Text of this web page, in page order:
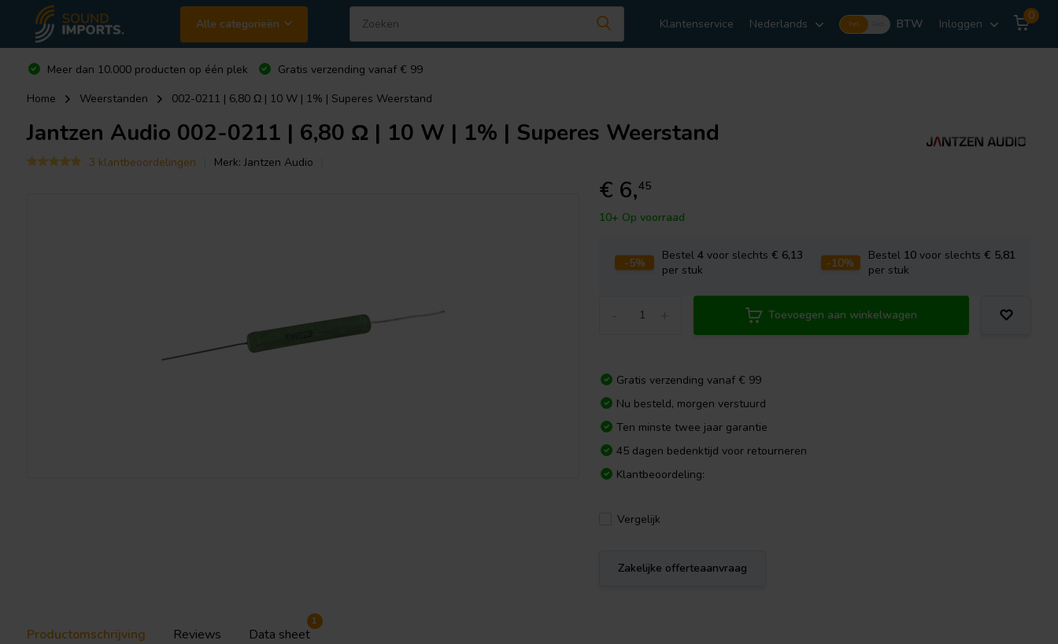
Alle categorieën Klantenservice Nederlands Incl. BTW Inloggen
0
Meer dan 10.000 producten op één plek
Gratis verzending vanaf € 99
Home
Weerstanden 002-0211 | 6,80 Ω | 10 W | 1% | Superes Weerstand
Jantzen Audio 002-0211 | 6,80 Ω | 10 W | 1% | Superes Weerstand
3 klantbeoordelingen Merk: Jantzen Audio
€ 6,45
10+ Op voorraad
-5% Bestel4 voor slechts€ 6,13
per stuk
-10% Bestel 10voor slechts € 5,81
per stuk
Toevoegen aan winkelwagen
Gratis verzending vanaf € 99
Nu besteld, morgen verstuurd
Ten minste twee jaar garantie
45 dagen bedenktijd voor retourneren
Klantbeoordeling:
Vergelijk
Zakelijke offerteaanvraag
Productomschrijving Reviews Data sheet
1